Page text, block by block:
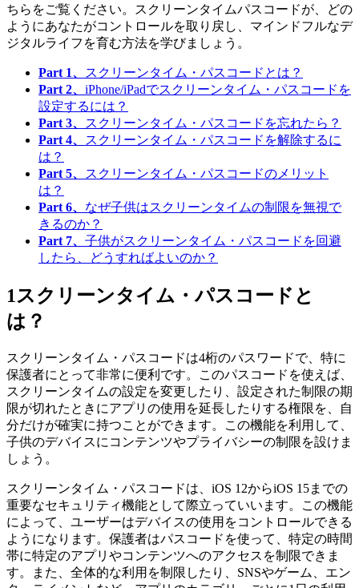
ちらをご覧ください。スクリーンタイムパスコードが、どの
ようにあなたがコントロールを取り戻し、マインドフルなデ
ジタルライフを育む方法を学びましょう。
Part 1、
スクリーンタイム・パスコードとは？
Part 2、 iPhone/iPadでスクリーンタイム・パスコードを
設定するには？
Part 3、
スクリーンタイム・パスコードを忘れたら？
Part 4、
スクリーンタイム・パスコードを解除するに
は？
Part 5、
スクリーンタイム・パスコードのメリット
は？
Part 6、 なぜ子供はスクリーンタイムの制限を無視で
きるのか？
Part 7、 子供がスクリーンタイム・パスコードを回避
したら、どうすればよいのか？
1スクリーンタイム・パスコードと
は？
スクリーンタイム・パスコードは4桁のパスワードで、特に
保護者にとって非常に便利です。このパスコードを使えば、
スクリーンタイムの設定を変更したり、設定された制限の期
限が切れたときにアプリの使用を延長したりする権限を、自
分だけが確実に持つことができます。この機能を利用して、
子供のデバイスにコンテンツやプライバシーの制限を設けま
しょう。
スクリーンタイム・パスコードは、iOS 12からiOS 15までの
重要なセキュリティ機能として際立っていいます。この機能
によって、ユーザーはデバイスの使用をコントロールできる
ようになります。保護者はパスコードを使って、特定の時間
帯に特定のアプリやコンテンツへのアクセスを制限できま
す。また、全体的な利用を制限したり、SNSやゲーム、エン